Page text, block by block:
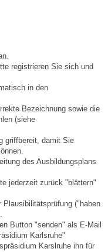
registrieren Sie sich und
in den
Bezeichnung sowie die
(siehe
griffbereit, damit Sie
des Ausbildungsplans
jederzeit zurück "blättern"
Plausibilitätsprüfung ("haben
Button "senden" als E-Mail
Karlsruhe"
Karslruhe ihn für